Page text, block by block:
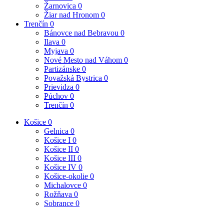
Žarnovica 0
Žiar nad Hronom 0
Trenčín 0
Bánovce nad Bebravou 0
Ilava 0
Myjava 0
Nové Mesto nad Váhom 0
Partizánske 0
Považská Bystrica 0
Prievidza 0
Púchov 0
Trenčín 0
Košice 0
Gelnica 0
Košice I 0
Košice II 0
Košice III 0
Košice IV 0
Košice-okolie 0
Michalovce 0
Rožňava 0
Sobrance 0